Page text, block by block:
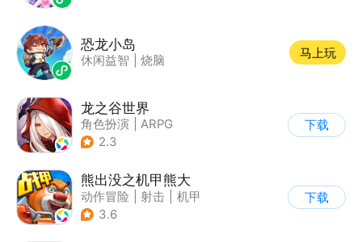
恐龙小岛
休闲益智 烧脑
马上玩
龙之谷世界
角色扮演
ARPG
| 奇幻
2.3
下载
熊出没之机甲熊大
动作冒险 射击
机甲
| 熊出没
3.6
下载